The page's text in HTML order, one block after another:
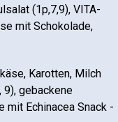
(1p,7,9), VITA-
mit Schokolade,
Karotten, Milch
9), gebackene
mit Echinacea Snack -